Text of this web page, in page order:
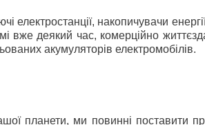
електростанції, накопичувачи
вже деякий час, комерційно
акумуляторів електромобілів.
планети, ми повинні поставити